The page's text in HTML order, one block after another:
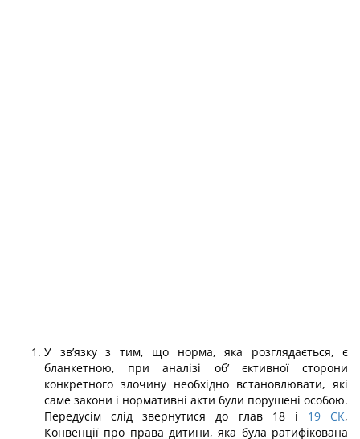
У зв’язку з тим, що норма, яка розглядається, є
бланкетною, при аналізі об’ єктивної сторони
конкретного злочину необхідно встановлювати, які
саме закони і нормативні акти були порушені особою.
Передусім слід звернутися до глав 18 і 19 СК,
Конвенції про права дитини, яка була ратифікована